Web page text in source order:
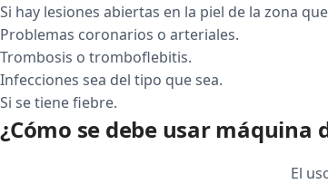
Si hay lesiones abiertas en la piel de la zona
Problemas coronarios o arteriales.
Trombosis o tromboflebitis.
Infecciones sea del tipo que sea.
Si se tiene fiebre.
¿Cómo se debe usar máquina
El